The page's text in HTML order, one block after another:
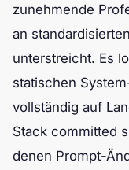
zunehmende
an
unterstreicht. Es
statischen
vollständig auf
Stack committed
denen Prompt-